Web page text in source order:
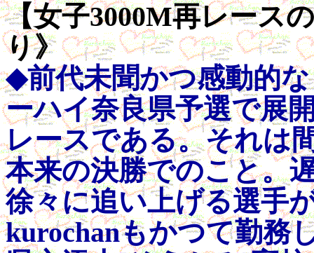
【女子3000M再レース
り》
◆前代未聞かつ感動的
ーハイ奈良県予選で展
レースである。それは
本来の決勝でのこと。
徐々に追い上げる選手
kurochanもかつて勤務